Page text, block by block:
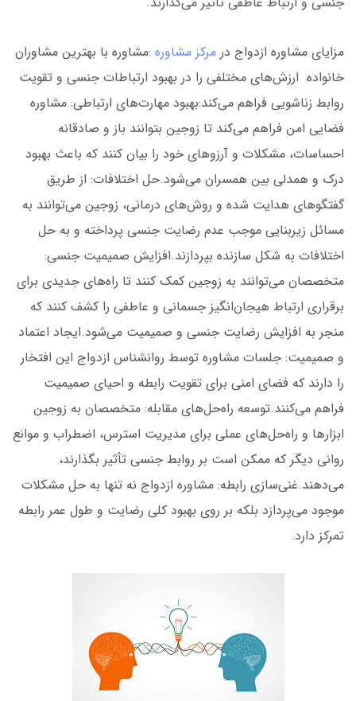
مزایای مشاوره ازدواج در مرکز مشاوره :مشاوره با بهترین مشاوران
خانواده ارزش‌های مختلفی را در بهبود ارتباطات جنسی و تقویت
روابط زناشویی فراهم می‌کند:بهبود مهارت‌های ارتباطی: مشاوره
فضایی امن فراهم می‌کند تا زوجین بتوانند باز و صادقانه
احساسات، مشکلات و آرزوهای خود را بیان کنند که باعث بهبود
درک و همدلی بین همسران می‌شود.حل اختلافات: از طریق
گفتگوهای هدایت شده و روش‌های درمانی، زوجین می‌توانند به
مسائل زیربنایی موجب عدم رضایت جنسی پرداخته و به حل
اختلافات به شکل سازنده بپردازند.افزایش صمیمیت جنسی:
متخصصان می‌توانند به زوجین کمک کنند تا راه‌های جدیدی برای
برقراری ارتباط هیجان‌انگیز جسمانی و عاطفی را کشف کنند که
منجر به افزایش رضایت جنسی و صمیمیت می‌شود.ایجاد اعتماد
و صمیمیت: جلسات مشاوره توسط روانشناس ازدواج این افتخار
را دارند که فضای امنی برای تقویت رابطه و احیای صمیمیت
فراهم می‌کنند.توسعه راه‌حل‌های مقابله: متخصصان به زوجین
ابزارها و راه‌حل‌های عملی برای مدیریت استرس، اضطراب و موانع
روانی دیگر که ممکن است بر روابط جنسی تأثیر بگذارند،
می‌دهند.غنی‌سازی رابطه: مشاوره ازدواج نه تنها به حل مشکلات
موجود می‌پردازد بلکه بر روی بهبود کلی رضایت و طول عمر رابطه
تمرکز دارد.